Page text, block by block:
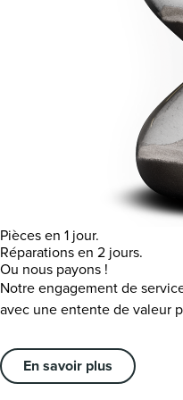
Pièces en 1 jour.
Réparations en 2 jours.
Ou nous payons !
Notre engagement de
avec une entente de valeur
En savoir plus